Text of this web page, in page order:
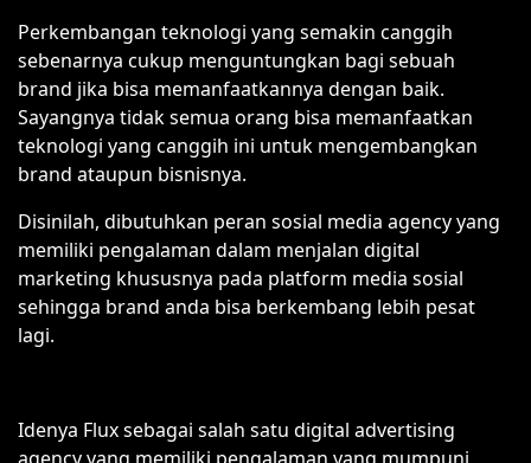
Perkembangan teknologi yang semakin canggih
sebenarnya cukup menguntungkan bagi sebuah
brand jika bisa memanfaatkannya dengan baik.
Sayangnya tidak semua orang bisa memanfaatkan
teknologi yang canggih ini untuk mengembangkan
brand ataupun bisnisnya.
Disinilah, dibutuhkan peran sosial media agency yang
memiliki pengalaman dalam menjalan digital
marketing khususnya pada platform media sosial
sehingga brand anda bisa berkembang lebih pesat
lagi.
Idenya Flux sebagai salah satu digital advertising